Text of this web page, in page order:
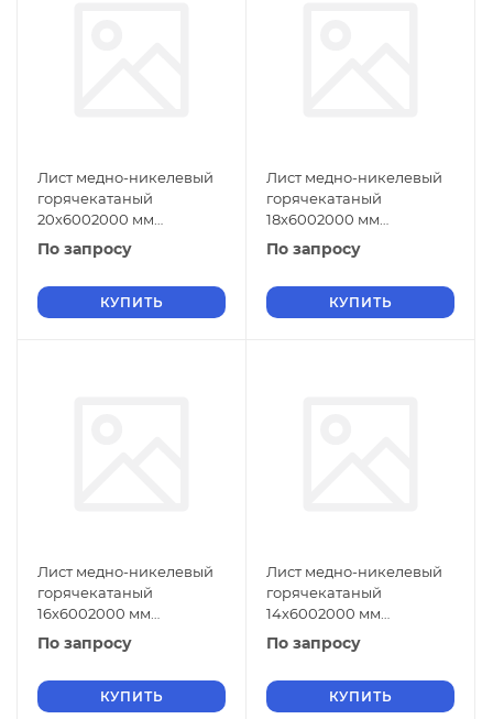
Лист медно-никелевый
горячекатаный
20х6002000 мм
МНЖМц30-1-1 ГОСТ 5063-
По запросу
КУПИТЬ
Лист медно-никелевый
горячекатаный
18х6002000 мм
МНЖМц30-1-1 ГОСТ 5063-
По запросу
КУПИТЬ
Лист медно-никелевый
горячекатаный
16х6002000 мм
МНЖМц30-1-1 ГОСТ 5063-
По запросу
КУПИТЬ
Лист медно-никелевый
горячекатаный
14х6002000 мм
МНЖМц30-1-1 ГОСТ 5063-
По запросу
КУПИТЬ